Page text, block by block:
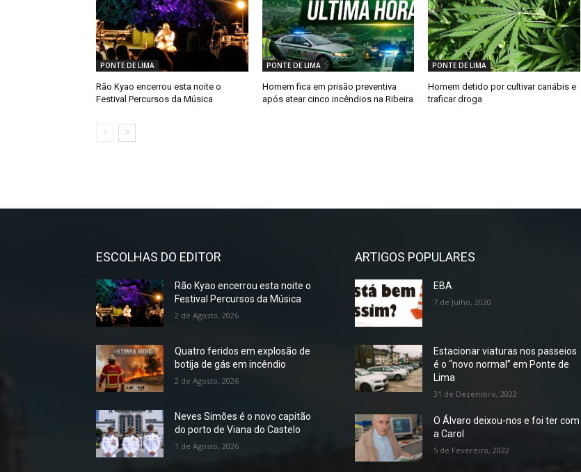
PONTE DE LIMA
Rão Kyao encerrou esta noite o
Festival Percursos da Música
PONTE DE LIMA
Homem fica em prisão preventiva
após atear cinco incêndios na Ribeira
PONTE DE LIMA
Homem detido por cultivar canábis e
traficar droga
ESCOLHAS DO EDITOR
Rão Kyao encerrou esta noite o
Festival Percursos da Música
2 de Agosto, 2026
Quatro feridos em explosão de
botija de gás em incêndio
2 de Agosto, 2026
Neves Simões é o novo capitão
do porto de Viana do Castelo
1 de Agosto, 2026
ARTIGOS POPULARES
EBA
7 de Julho, 2020
Estacionar viaturas nos passeios
é o “novo normal” em Ponte de
Lima
31 de Dezembro, 2022
O Álvaro deixou-nos e foi ter com
a Carol
5 de Fevereiro, 2022